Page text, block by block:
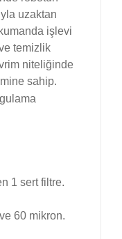
uzaktan
işlevi
temizlik
niteliğinde
sahip.
1 sert filtre.
60 mikron.